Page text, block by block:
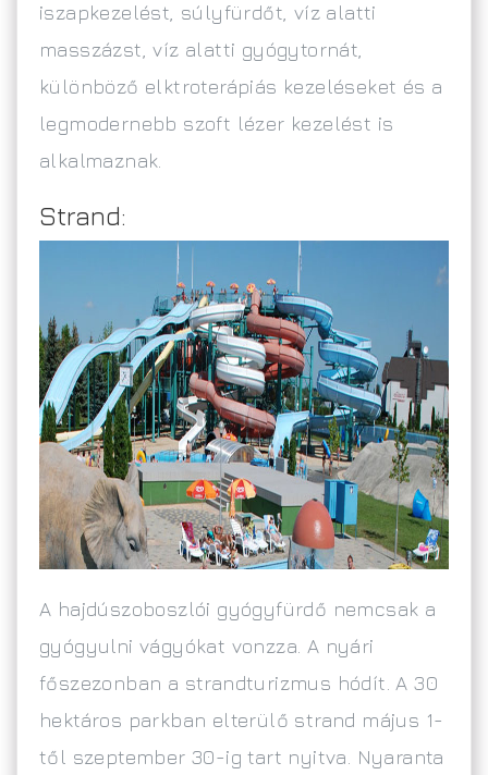
iszapkezelést, súlyfürdőt, víz alatti
masszázst, víz alatti gyógytornát,
különböző elktroterápiás kezeléseket és a
legmodernebb szoft lézer kezelést is
alkalmaznak.
Strand:
A hajdúszoboszlói gyógyfürdő nemcsak a
gyógyulni vágyókat vonzza. A nyári
főszezonban a strandturizmus hódít. A 30
hektáros parkban elterülő strand május 1-
től szeptember 30-ig tart nyitva. Nyaranta